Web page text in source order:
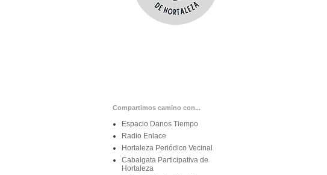
Compartimos camino con...
Espacio Danos Tiempo
Radio Enlace
Hortaleza Periódico Vecinal
Cabalgata Participativa de
Hortaleza